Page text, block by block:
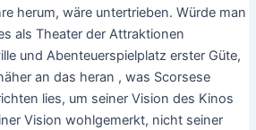
herum, wäre untertrieben. Würde man
als Theater der Attraktionen
und Abenteuerspielplatz erster Güte,
an das heran , was Scorsese
lies, um seiner Vision des Kinos
Vision wohlgemerkt, nicht seiner